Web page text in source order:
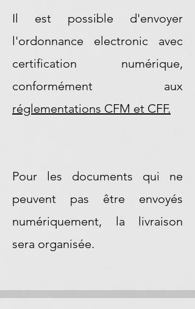
Il est possible d'envoyer
l'ordonnance electronic avec
certification numérique,
conformément aux
réglementations CFM et CFF.
Pour les documents qui ne
peuvent pas être envoyés
numériquement, la livraison
sera organisée.